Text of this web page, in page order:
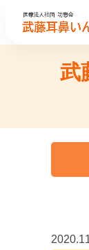
武